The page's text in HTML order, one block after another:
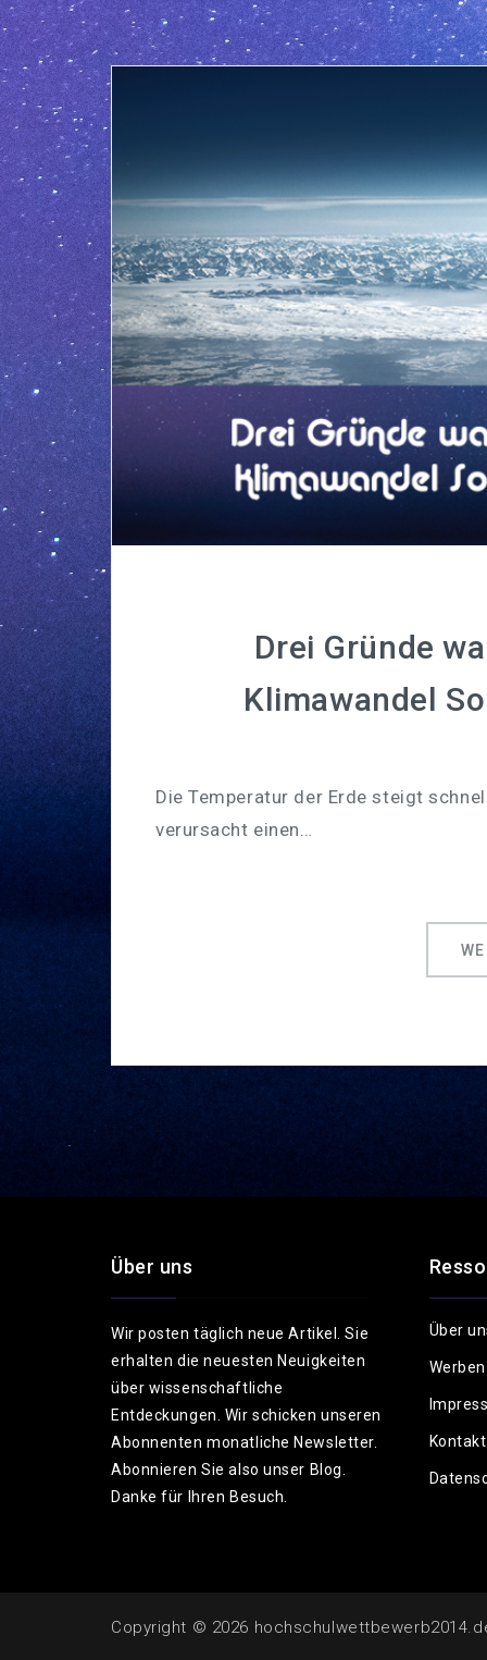
Drei Gründe
Klimawandel
Die Temperatur der Erde steigt
verursacht einen…
Über uns
Wir posten täglich neue Artikel. Sie
erhalten die neuesten Neuigkeiten
über wissenschaftliche
Entdeckungen. Wir schicken unseren
Abonnenten monatliche Newsletter.
Abonnieren Sie also unser Blog.
Danke für Ihren Besuch.
Über
Werben
Kontakt
Copyright © 2026